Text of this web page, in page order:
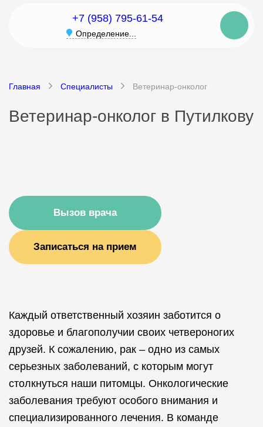
+7 (958) 795-61-54
Определение...
Главная Специалисты Ветеринар-онколог
Ветеринар-онколог в Путилкову
Вызов врача
Записаться на прием
Каждый ответственный хозяин заботится о
здоровье и благополучии своих четвероногих
друзей. К сожалению, рак – одно из самых
серьезных заболеваний, с которым могут
столкнуться наши питомцы. Онкологические
заболевания требуют особого внимания и
специализированного лечения. В команде